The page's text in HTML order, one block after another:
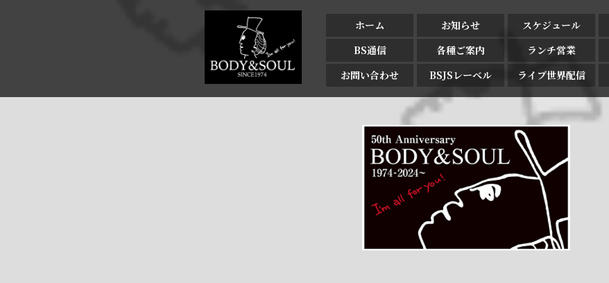
ホーム お知らせ スケジュール
BS通信
各種ご案内 ランチ営業
お問い合わせ
BSJSレーベル ライブ世界配信